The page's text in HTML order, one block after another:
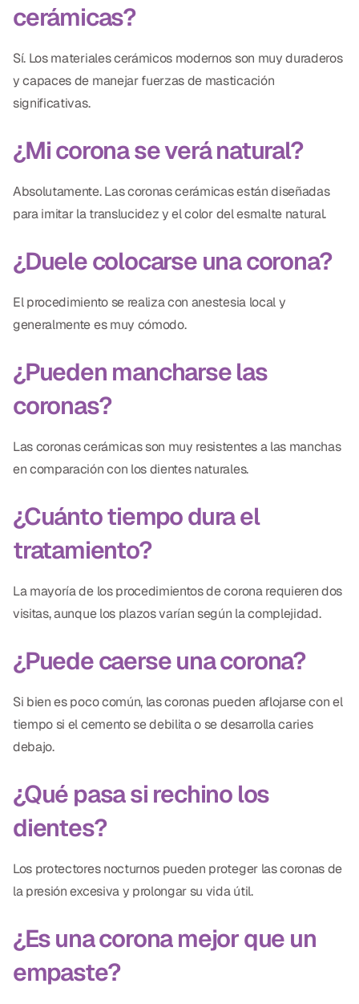
cerámicas?
Sí. Los materiales cerámicos modernos son muy duraderos
y capaces de manejar fuerzas de masticación
significativas.
¿Mi corona se verá natural?
Absolutamente. Las coronas cerámicas están diseñadas
para imitar la translucidez y el color del esmalte natural.
¿Duele colocarse una corona?
El procedimiento se realiza con anestesia local y
generalmente es muy cómodo.
¿Pueden mancharse las
coronas?
Las coronas cerámicas son muy resistentes a las manchas
en comparación con los dientes naturales.
¿Cuánto tiempo dura el
tratamiento?
La mayoría de los procedimientos de corona requieren dos
visitas, aunque los plazos varían según la complejidad.
¿Puede caerse una corona?
Si bien es poco común, las coronas pueden aflojarse con el
tiempo si el cemento se debilita o se desarrolla caries
debajo.
¿Qué pasa si rechino los
dientes?
Los protectores nocturnos pueden proteger las coronas de
la presión excesiva y prolongar su vida útil.
¿Es una corona mejor que un
empaste?